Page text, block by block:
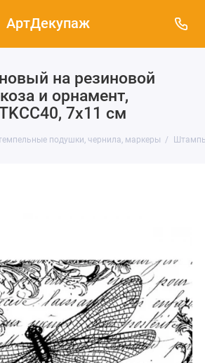
АртДекупаж
на резиновой
и орнамент,
7х11 см
подушки, чернила, маркеры